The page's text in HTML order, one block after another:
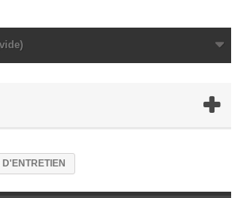
D'ENTRETIEN